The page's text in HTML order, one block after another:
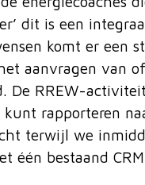
dit is een
komt er een
aanvragen van
De RREW-
rapporteren
terwijl we
één bestaand